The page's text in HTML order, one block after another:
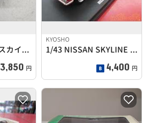
LV-N85 NISSANスカイライン2000RS
3,850 円
KYOSHO
1/43 NISSAN SKYLINE 2000 GT-R
4,400 円